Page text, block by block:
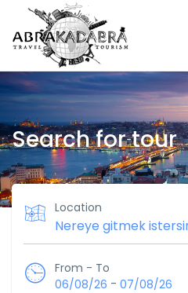
Search for tour
Location
From - To
06/08/26 - 07/08/26